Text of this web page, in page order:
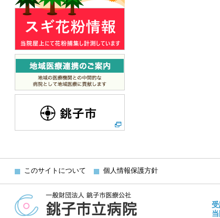
このサイトについて 個人情報保護方針